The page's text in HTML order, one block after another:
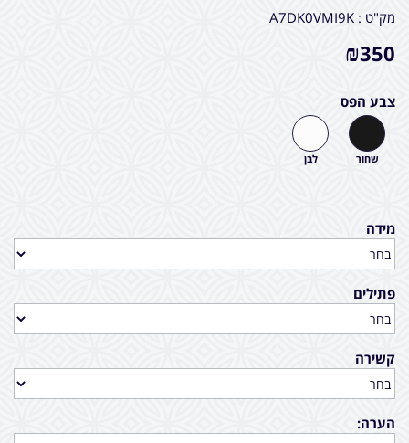
מק"ט : A7DK0VMI9K
₪350
צבע הפס
שחור לבן
מידה
פתילים
קשירה
הערה: